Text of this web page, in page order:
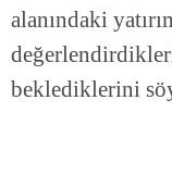
alanındaki
beklediklerini